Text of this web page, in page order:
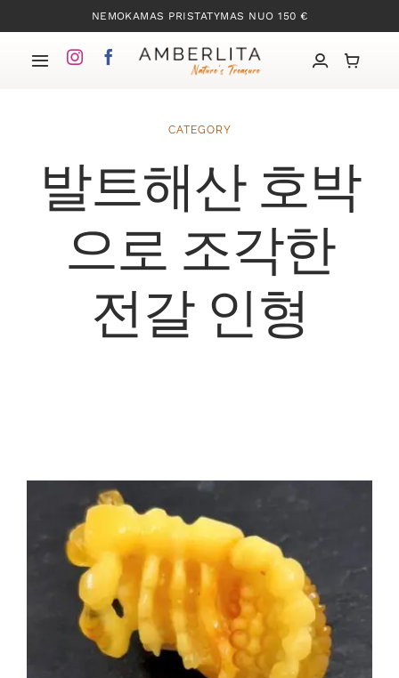
to
content
NEMOKAMAS PRISTATYMAS NUO 150 €
Toggle
Mūsų kolekcijos
Kontaktai
CATEGORY
발트해산 호박
으로 조각한
전갈 인형